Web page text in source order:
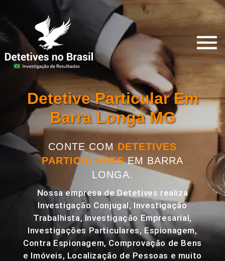
Detetive Particular Em
Barra Longa MG
CONTE COM DETETIVES
PARTICULARESEM BARRA
LONGA.
Nossa empresa de Detetives realiza
Investigação Conjugal, Investigação
Trabalhista, Investigação Empresarial,
Investigações Particulares, Espionagem,
Contra Espionagem, Comprovação de Bens
e Imóveis, Localização de Pessoas e muito